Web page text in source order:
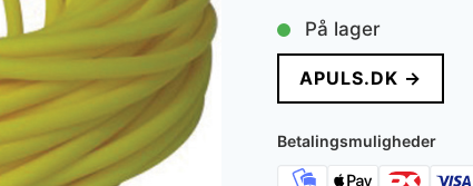
oprindelige
pris
var:
349 kr..
pris
er:
På lager
APULS.DK →
Betalingsmuligheder